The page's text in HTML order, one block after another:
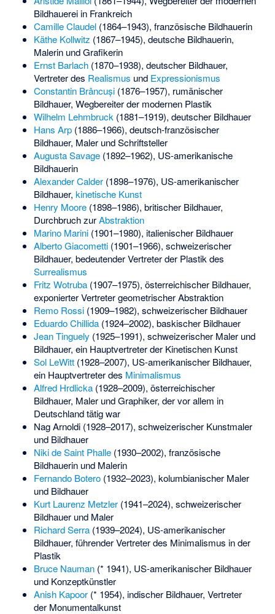
Bildhauerei in Frankreich
Camille Claudel(1864–1943), französische Bildhauerin
Käthe Kollwitz (1867–1945), deutsche Bildhauerin,
Malerin und Grafikerin
Ernst Barlach(1870–1938), deutscher Bildhauer,
Vertreter des Realismus und Expressionismus
Constantin Brâncuși(1876–1957), rumänischer
Bildhauer, Wegbereiter der modernen Plastik
Wilhelm Lehmbruck (1881–1919), deutscher Bildhauer
Hans Arp(1886–1966), deutsch-französischer
Bildhauer, Maler und Schriftsteller
Augusta Savage(1892–1962), US-amerikanische
Bildhauerin
Alexander Calder(1898–1976), US-amerikanischer
Bildhauer, kinetische Kunst
Henry Moore(1898–1986), britischer Bildhauer,
Durchbruch zurAbstraktion
Marino Marini(1901–1980), italienischer Bildhauer
Alberto Giacometti(1901–1966), schweizerischer
Bildhauer, bedeutender Vertreter der Plastik des
Surrealismus
Fritz Wotruba(1907–1975), österreichischer Bildhauer,
exponierter Vertreter geometrischer Abstraktion
Remo Rossi(1909–1982), schweizerischer Bildhauer
Eduardo Chillida(1924–2002), baskischer Bildhauer
Jean Tinguely (1925–1991), schweizerischer Maler und
Bildhauer, ein Hauptvertreter der Kinetischen Kunst
Sol LeWitt(1928–2007), US-amerikanischer Bildhauer,
ein Hauptvertreter des Minimalismus
Alfred Hrdlicka(1928–2009), österreichischer
Bildhauer, Maler und Graphiker, der vor allem in
Deutschland tätig war
Nag Arnoldi(1928–2017), schweizerischer Kunstmaler
und Bildhauer
Niki de Saint Phalle(1930–2002), französische
Bildhauerin und Malerin
Fernando Botero(1932–2023), kolumbianischer Maler
und Bildhauer
Kurt Laurenz Metzler(1941–2024), schweizerischer
Bildhauer und Maler
Richard Serra(1939–2024), US-amerikanischer
Bildhauer, führender Vertreter des Minimalismus in der
Plastik
Bruce Nauman(* 1941), US-amerikanischer Bildhauer
und Konzeptkünstler
Anish Kapoor(* 1954), indischer Bildhauer, Vertreter
der Monumentalkunst